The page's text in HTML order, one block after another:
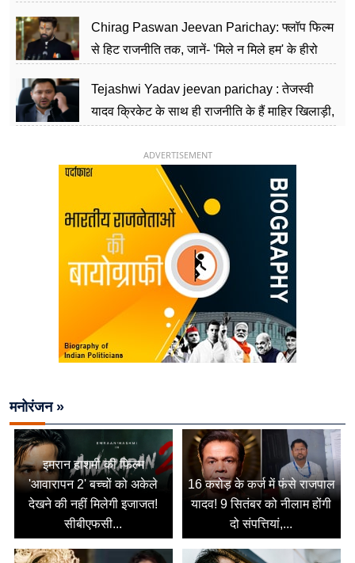
Chirag Paswan Jeevan Parichay: फ्लॉप फिल्म
से हिट राजनीति तक, जानें- 'मिले न मिले हम' के हीरो
Tejashwi Yadav jeevan parichay : तेजस्वी
यादव क्रिकेट के साथ ही राजनीति के हैं माहिर खिलाड़ी,
ADVERTISEMENT
मनोरंजन »
इमरान हाशमी की फिल्म
'आवारापन 2' बच्चों को अकेले
देखने की नहीं मिलेगी इजाजत!
सीबीएफसी...
16 करोड़ के कर्ज में फंसे राजपाल
यादव! 9 सितंबर को नीलाम होंगी
दो संपत्तियां,...